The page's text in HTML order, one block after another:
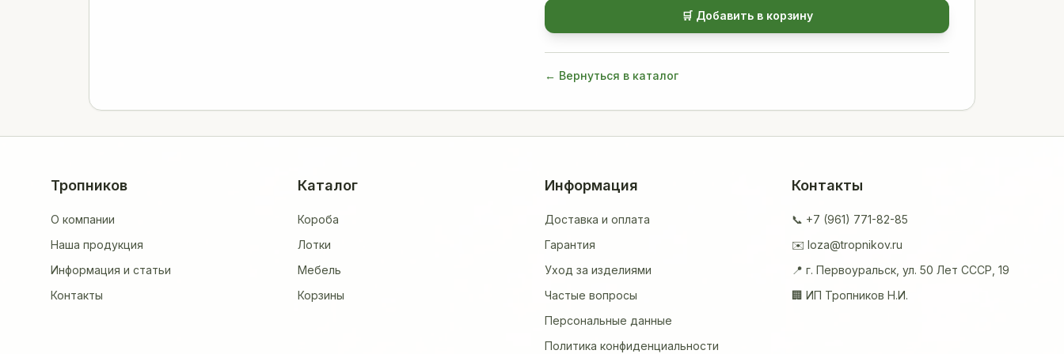
🛒 Добавить в корзину
← Вернуться в каталог
Тропников
О компании
Наша продукция
Информация и статьи
Контакты
Каталог
Короба
Лотки
Мебель
Корзины
Информация
Доставка и оплата
Гарантия
Уход за изделиями
Частые вопросы
Персональные данные
Политика конфиденциальности
Контакты
📞 +7 (961) 771-82-85
✉️ loza@tropnikov.ru
📍 г. Первоуральск, ул. 50 Лет СССР, 19
🏢 ИП Тропников Н.И.